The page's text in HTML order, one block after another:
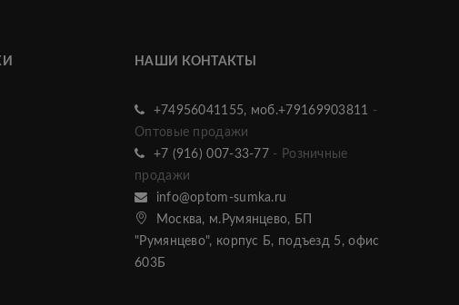
НАШИ КОНТАКТЫ
+74956041155, моб.+79169903811
-
Оптовые продажи
+7 (916) 007-33-77 - Розничные
продажи
info@optom-sumka.ru
Москва, м.Румянцево, БП
"Румянцево", корпус Б, подъезд 5, офис
603Б